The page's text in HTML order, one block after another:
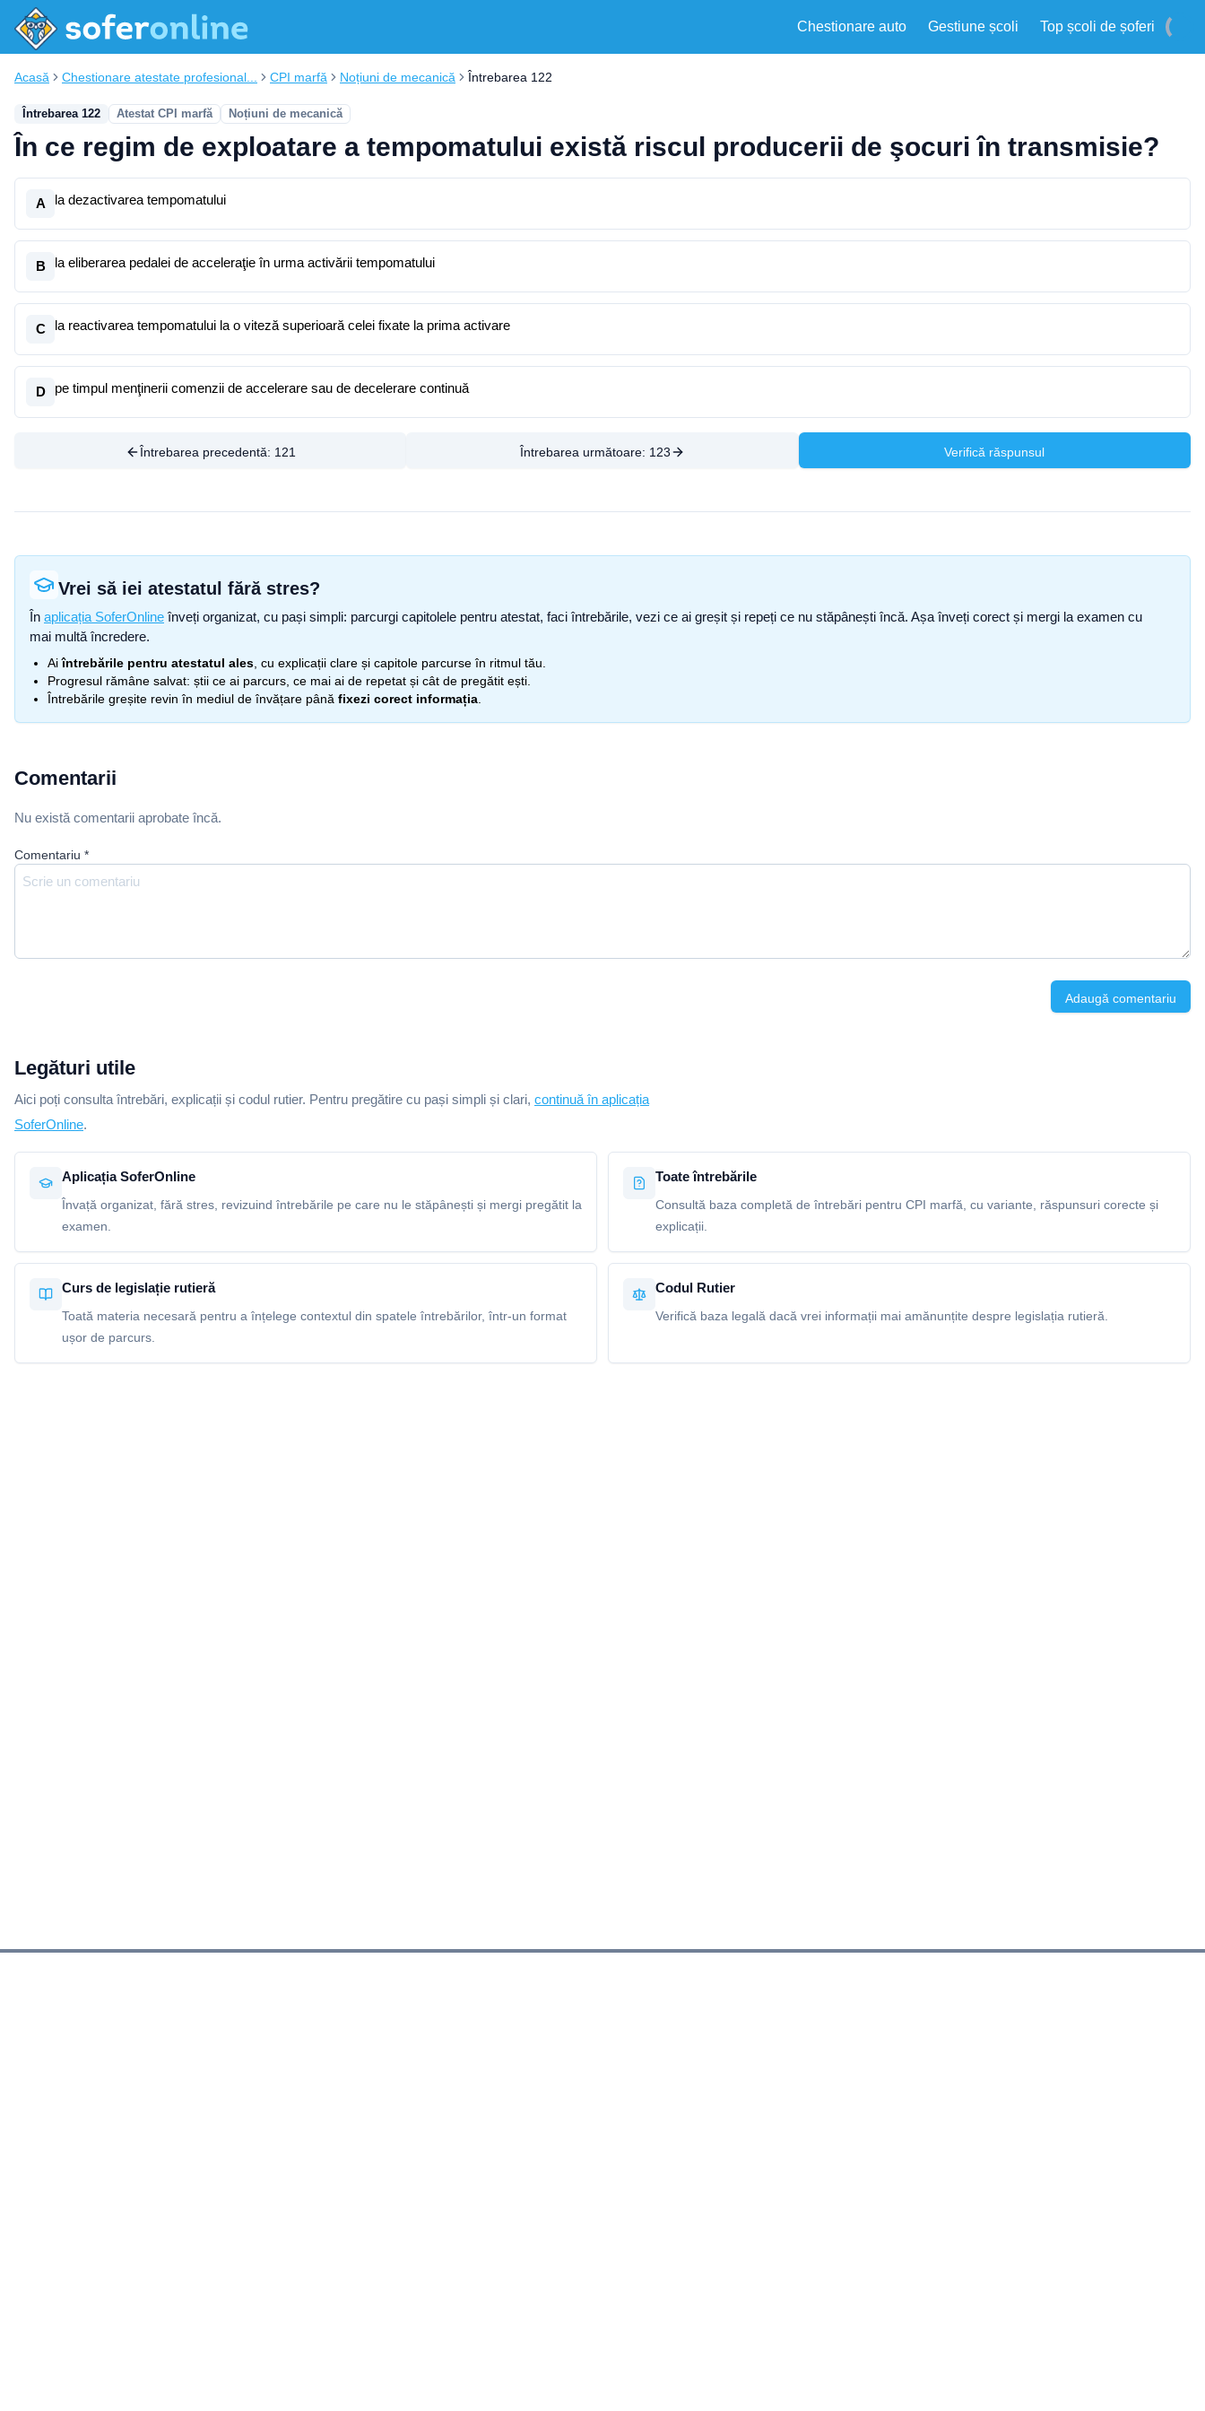
Chestionare auto Gestiune școli Top școli de șoferi
Acasă Chestionare atestate profesional... CPI marfă Noțiuni de mecanică Întrebarea 122
Întrebarea 122 Atestat CPI marfă Noțiuni de mecanică
În ce regim de exploatare a tempomatului există riscul producerii de şocuri în transmisie?
A la dezactivarea tempomatului
B la eliberarea pedalei de acceleraţie în urma activării tempomatului
C la reactivarea tempomatului la o viteză superioară celei fixate la prima activare
D pe timpul menţinerii comenzii de accelerare sau de decelerare continuă
Întrebarea precedentă: 121 Întrebarea următoare: 123 Verifică răspunsul
Vrei să iei atestatul fără stres?
În aplicația SoferOnline înveți organizat, cu pași simpli: parcurgi capitolele pentru atestat, faci întrebările, vezi ce ai greșit și repeți ce nu stăpânești încă. Așa înveți corect și mergi la examen cu
mai multă încredere.
Aiîntrebările pentru atestatul ales , cu explicații clare și capitole parcurse în ritmul tău.
Progresul rămâne salvat: știi ce ai parcurs, ce mai ai de repetat și cât de pregătit ești.
Întrebările greșite revin în mediul de învățare până fixezi corect informația
Comentarii
Nu există comentarii aprobate încă.
Comentariu *
Adaugă comentariu
Legături utile
Aici poți consulta întrebări, explicații și codul rutier. Pentru pregătire cu pași simpli și clari, continuă în aplicația
SoferOnline.
Aplicația SoferOnline
Învață organizat, fără stres, revizuind întrebările pe care nu le stăpânești și mergi pregătit la
examen.
Toate întrebările
Consultă baza completă de întrebări pentru CPI marfă, cu variante, răspunsuri corecte și
explicații.
Curs de legislație rutieră
Toată materia necesară pentru a înțelege contextul din spatele întrebărilor, într-un format
ușor de parcurs.
Codul Rutier
Verifică baza legală dacă vrei informații mai amănunțite despre legislația rutieră.